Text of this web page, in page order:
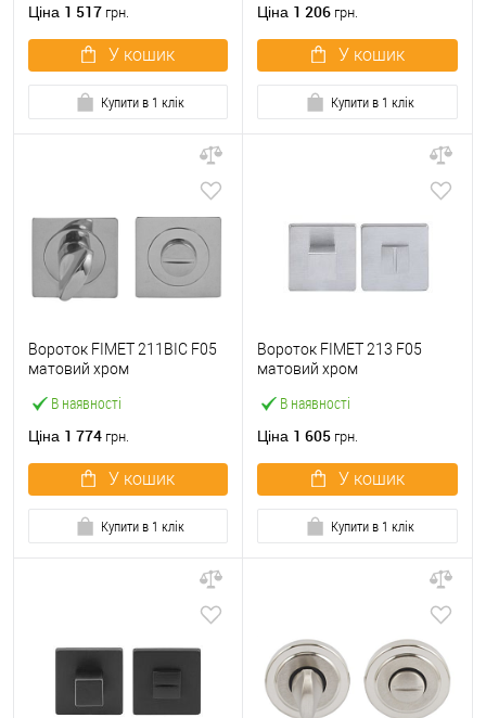
Ціна 1 517 грн.
У кошик
Купити в 1 клік
Ціна 1 206 грн.
У кошик
Купити в 1 клік
В наявності
Вороток FIMET 211ВIC F05
матовий хром
Ціна 1 774 грн.
У кошик
Купити в 1 клік
В наявності
Вороток FIMET 213 F05
матовий хром
Ціна 1 605 грн.
У кошик
Купити в 1 клік